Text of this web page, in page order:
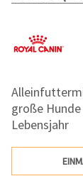
große
Lebensjahr